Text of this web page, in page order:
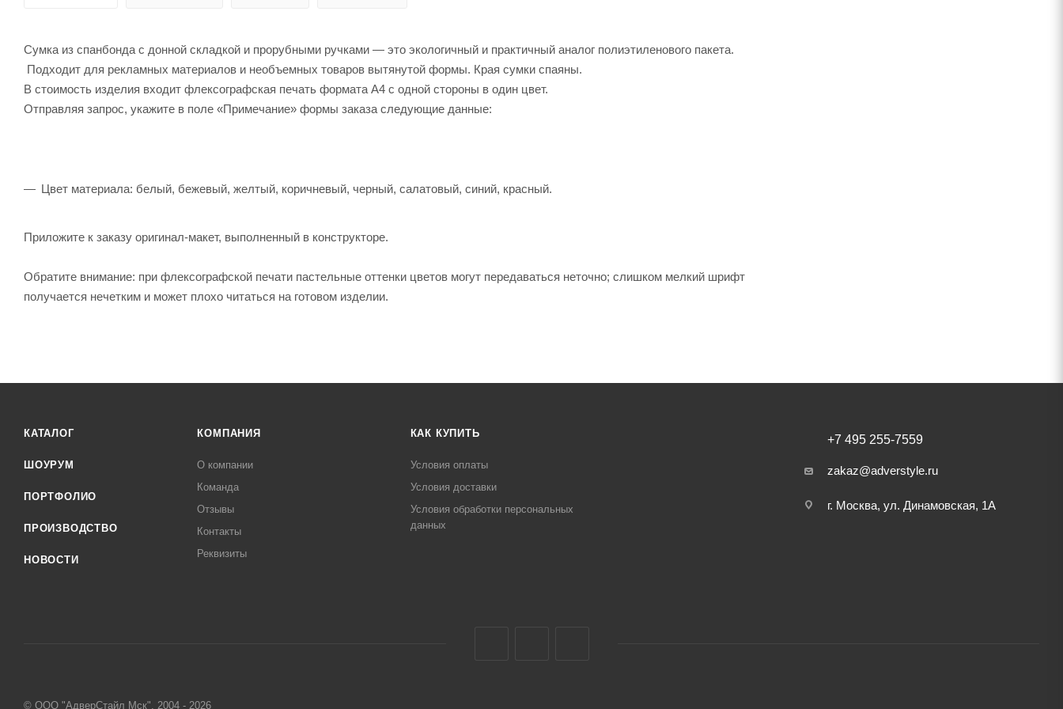
Сумка из спанбонда с донной складкой и прорубными ручками — это экологичный и практичный аналог полиэтиленового пакета.
Подходит для рекламных материалов и необъемных товаров вытянутой формы. Края сумки спаяны.
В стоимость изделия входит флексографская печать формата А4 с одной стороны в один цвет.
Отправляя запрос, укажите в поле «Примечание» формы заказа следующие данные:
Цвет материала: белый, бежевый, желтый, коричневый, черный, салатовый, синий, красный.
Приложите к заказу оригинал-макет, выполненный в конструкторе.
Обратите внимание: при флексографской печати пастельные оттенки цветов могут передаваться неточно; слишком мелкий шрифт
получается нечетким и может плохо читаться на готовом изделии.
КАТАЛОГ
ШОУРУМ
ПОРТФОЛИО
ПРОИЗВОДСТВО
НОВОСТИ
КОМПАНИЯ
О компании
Команда
Отзывы
Контакты
Реквизиты
КАК КУПИТЬ
Условия оплаты
Условия доставки
Условия обработки персональных
данных
+7 495 255-7559
zakaz@adverstyle.ru
г. Москва, ул. Динамовская, 1А
© ООО "АдверСтайл Мск", 2004 - 2026